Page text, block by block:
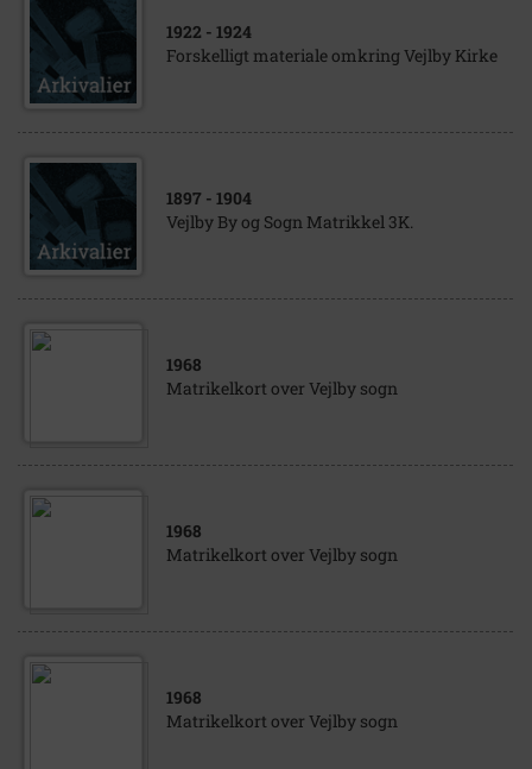
1922 - 1924
Forskelligt materiale omkring Vejlby Kirke
1897 - 1904
Vejlby By og Sogn Matrikkel 3K.
1968
Matrikelkort over Vejlby sogn
1968
Matrikelkort over Vejlby sogn
1968
Matrikelkort over Vejlby sogn